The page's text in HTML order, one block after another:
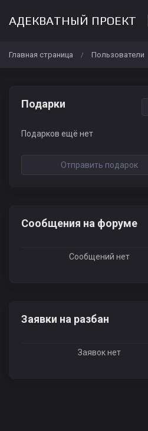
АДЕКВАТНЫЙ ПРОЕКТ
Главная страница / Пользователи
Подарки
Подарков ещё нет
Отправить подарок
Сообщения на форуме
Сообщений нет
Заявки на разбан
Заявок нет